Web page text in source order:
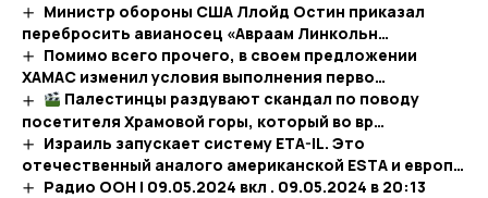
Министр обороны США Ллойд Остин приказал
перебросить авианосец «Авраам Линкольн…
Помимо всего прочего, в своем предложении
ХАМАС изменил условия выполнения перво…​
Палестинцы раздувают скандал по поводу
посетителя Храмовой горы, который во вр…​
Израиль запускает систему ETA-IL. Это
отечественный аналого американской ESTA и европ…
Радио ООН | 09.05.2024 вкл . 09.05.2024 в 20:13​